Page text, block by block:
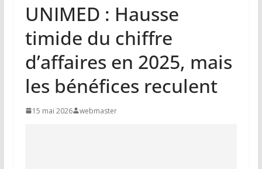
UNIMED : Hausse
timide du chiffre
d’affaires en 2025, mais
les bénéfices reculent
15 mai 2026 webmaster